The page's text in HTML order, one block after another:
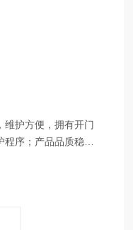
维护方便，拥有开门
程序；产品品质稳